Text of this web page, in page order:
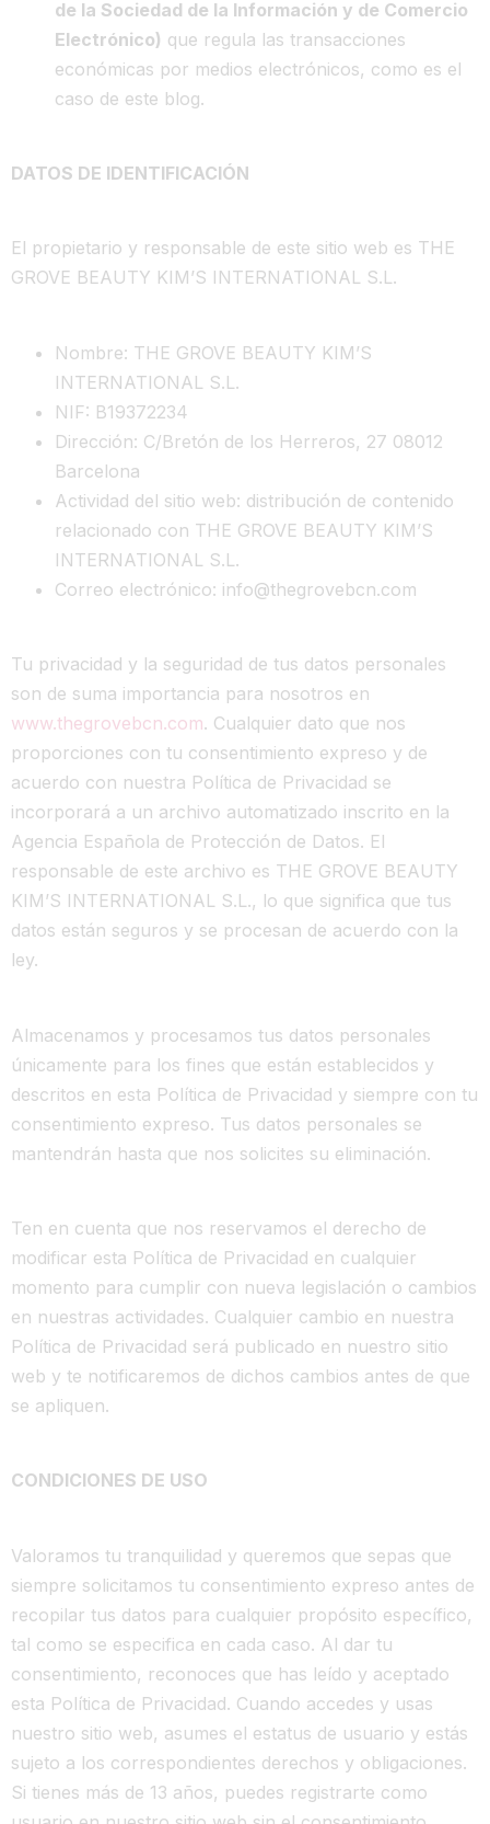
de la Sociedad de la Información y de Comercio
Electrónico) que regula las transacciones
económicas por medios electrónicos, como es el
caso de este blog.
DATOS DE IDENTIFICACIÓN
El propietario y responsable de este sitio web es THE
GROVE BEAUTY KIM’S INTERNATIONAL S.L.
Nombre: THE GROVE BEAUTY KIM’S
INTERNATIONAL S.L.
NIF: B19372234
Dirección: C/Bretón de los Herreros, 27 08012
Barcelona
Actividad del sitio web: distribución de contenido
relacionado con THE GROVE BEAUTY KIM’S
INTERNATIONAL S.L.
Correo electrónico: info@thegrovebcn.com
Tu privacidad y la seguridad de tus datos personales
son de suma importancia para nosotros en
www.thegrovebcn.com. Cualquier dato que nos
proporciones con tu consentimiento expreso y de
acuerdo con nuestra Política de Privacidad se
incorporará a un archivo automatizado inscrito en la
Agencia Española de Protección de Datos. El
responsable de este archivo es THE GROVE BEAUTY
KIM’S INTERNATIONAL S.L., lo que significa que tus
datos están seguros y se procesan de acuerdo con la
ley.
Almacenamos y procesamos tus datos personales
únicamente para los fines que están establecidos y
descritos en esta Política de Privacidad y siempre con tu
consentimiento expreso. Tus datos personales se
mantendrán hasta que nos solicites su eliminación.
Ten en cuenta que nos reservamos el derecho de
modificar esta Política de Privacidad en cualquier
momento para cumplir con nueva legislación o cambios
en nuestras actividades. Cualquier cambio en nuestra
Política de Privacidad será publicado en nuestro sitio
web y te notificaremos de dichos cambios antes de que
se apliquen.
CONDICIONES DE USO
Valoramos tu tranquilidad y queremos que sepas que
siempre solicitamos tu consentimiento expreso antes de
recopilar tus datos para cualquier propósito específico,
tal como se especifica en cada caso. Al dar tu
consentimiento, reconoces que has leído y aceptado
esta Política de Privacidad. Cuando accedes y usas
nuestro sitio web, asumes el estatus de usuario y estás
sujeto a los correspondientes derechos y obligaciones.
Si tienes más de 13 años, puedes registrarte como